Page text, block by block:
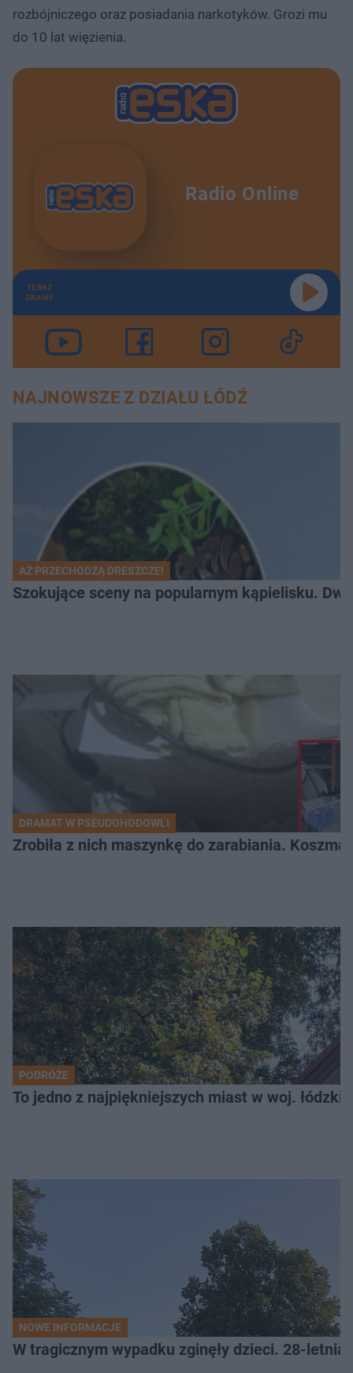
rozbójniczego oraz posiadania narkotyków. Grozi mu
do 10 lat więzienia.
Radio Online
TERAZ
GRAMY
NAJNOWSZE Z DZIAŁU ŁÓDŹ
AŻ PRZECHODZĄ DRESZCZE!
Szokujące sceny na popularnym kąpielisku.
DRAMAT W PSEUDOHODOWLI
Zrobiła z nich maszynkę do zarabiania.
PODRÓŻE
To jedno z najpiękniejszych miast w woj.
NOWE INFORMACJE
W tragicznym wypadku zginęły dzieci. 28-